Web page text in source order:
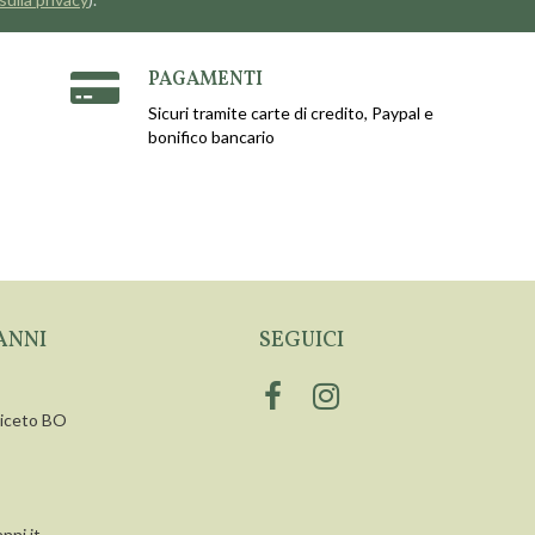
PAGAMENTI
Sicuri tramite carte di credito, Paypal e
bonifico bancario
BO
SEGUICI